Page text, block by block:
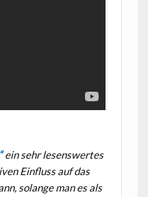
ein sehr lesenswertes
Einfluss auf das
solange man es als